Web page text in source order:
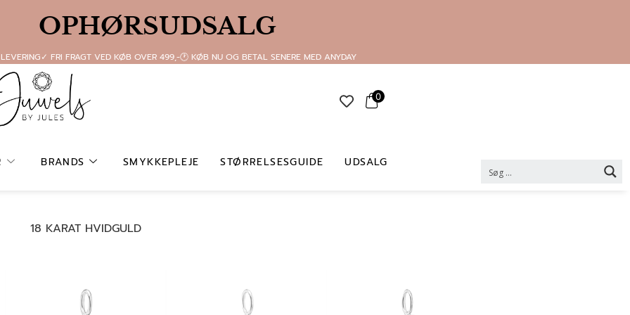
OPHØRSUDSALG
✓ FRI FRAGT VED KØB OVER 499,-🕐 KØB NU OG BETAL SENERE MED ANYDAY
0
BRANDS SMYKKEPLEJE STØRRELSESGUIDE UDSALG
18 KARAT HVIDGULD